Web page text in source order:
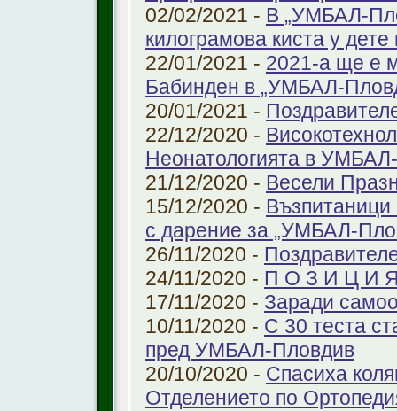
02/02/2021 - В „УМБАЛ-
килограмова киста у дете
22/01/2021 - 2021-а ще е
Бабинден в „УМБАЛ-
20/01/2021 -
22/12/2020 -
Неонатологията в
21/12/2020 - Весели
15/12/2020 -
с дарение за „УМБАЛ-
26/11/2020 -
24/11/2020 - П О З И Ц И
17/11/2020 - Заради
10/11/2020 - С 30 теста
пред УМБАЛ-Пловдив
20/10/2020 - Спасиха
Отделението по